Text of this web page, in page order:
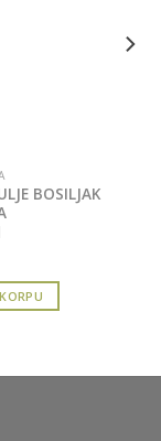
BOSILJAK